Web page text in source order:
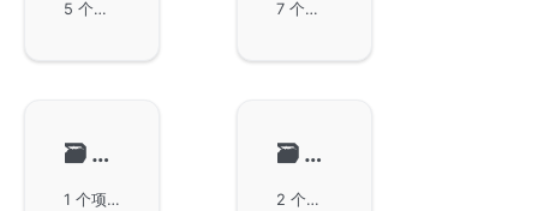
5 个项目 7 个项目
🗃️ 单元测试
1 个项目
🗃️ 错误管理
2 个项目